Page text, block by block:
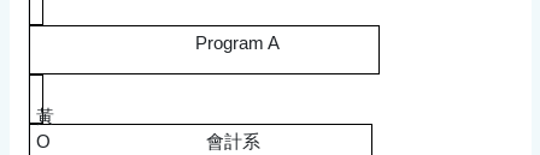
Program A
黃
O
會計系